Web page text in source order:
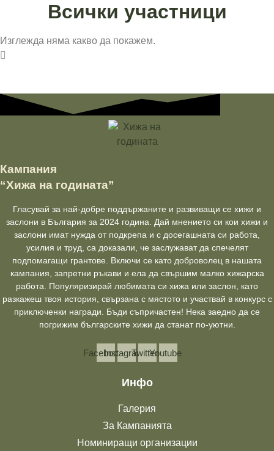
Всички участници
Изглежда няма какво да покажем.
Кампания
“Хижа на годината”
Гласувай за най-добре поддържаните и развиващи се хижи и
заслони в България за 2024 година. Дай мнението си кои хижи и
заслони имат нужда от подкрепа и с досегашната си работа,
усилия и труд, са доказали, че заслужават да спечелят
подпомагащи грантове. Включи се като доброволец в нашата
кампания, запретни ръкави и ела да свършим малко хижарска
работа. Популяризирай любимата си хижа или заслон, като
разкажеш твоя история, свързана с мястото и участвай в конкурс с
приключенки награди. Бъди съпричастен! Нека заедно да се
погрижим българските хижи да станат по-уютни.
FacebookInstagramTwitterYoutube
Инфо
Галерия
За Кампанията
Номиниращи организации